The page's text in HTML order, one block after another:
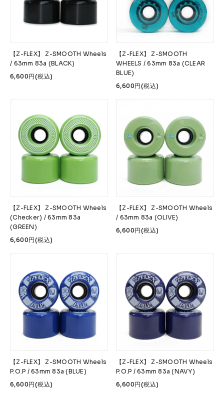
【Z-FLEX】 Z-SMOOTH Wheels
/ 63mm 83a (BLACK)
6,600円(税込)
【Z-FLEX】 Z-SMOOTH
WHEELS / 63mm 83a (CLEAR
BLUE)
6,600円(税込)
【Z-FLEX】 Z-SMOOTH Wheels
(Checker) / 63mm 83a
(GREEN)
6,600円(税込)
【Z-FLEX】 Z-SMOOTH Wheels
/ 63mm 83a (OLIVE)
6,600円(税込)
【Z-FLEX】 Z-SMOOTH Wheels
P.O.P / 63mm 83a (BLUE)
6,600円(税込)
【Z-FLEX】 Z-SMOOTH Wheels
P.O.P / 63mm 83a (NAVY)
6,600円(税込)